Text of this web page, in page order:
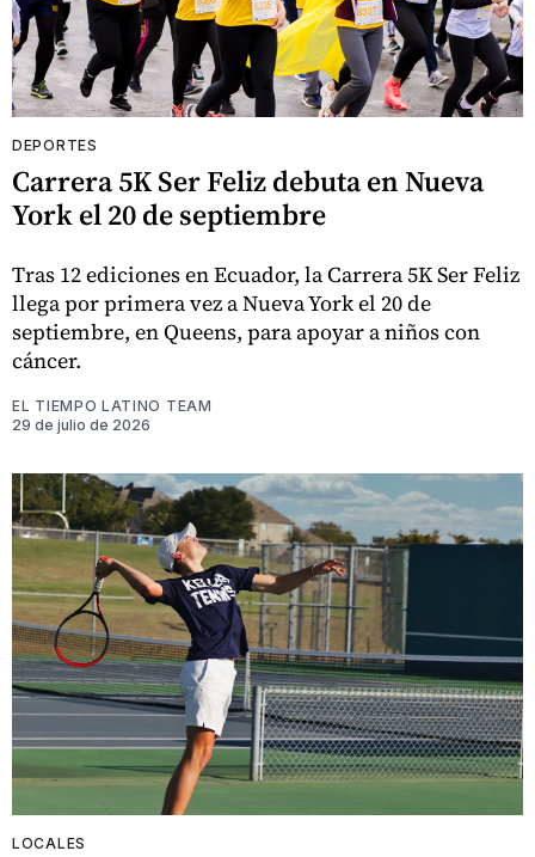
DEPORTES
Carrera 5K Ser Feliz debuta en Nueva
York el 20 de septiembre
Tras 12 ediciones en Ecuador, la Carrera 5K Ser Feliz
llega por primera vez a Nueva York el 20 de
septiembre, en Queens, para apoyar a niños con
cáncer.
EL TIEMPO LATINO TEAM
29 de julio de 2026
LOCALES